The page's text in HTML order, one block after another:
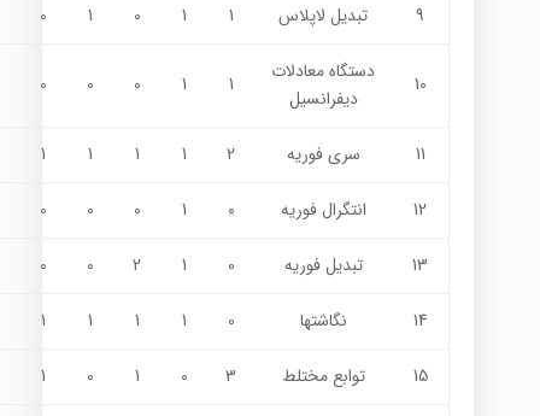
9 تبدیل لاپلاس 1
1
0
1
0
10
دستگاه معادلات
دیفرانسیل
1
1
0
0
0
11 سري فوريه 2
1
1
1
1
12 انتگرال فوريه 0
1
0
0
0
13 تبديل فوريه 0
1
2
0
0
14 نگاشتها 0
1
1
1
1
15 توابع مختلط 3
0
1
0
1